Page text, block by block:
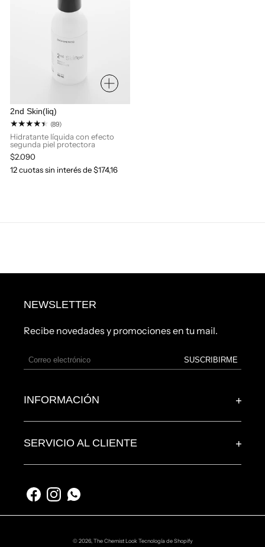
(89)89
reseñas
totales
2nd Skin(liq)
Hidratante líquida con efecto
segunda piel protectora
Precio
habitual
$2.090
12 cuotas sin interés de $174,16
INFORMACIÓN +
SERVICIO AL CLIENTE +
NEWSLETTER
Recibe novedades y promociones en tu mail.
SUSCRIBIRME
FacebookInstagramWhatsapp
© 2026, The Chemist Look Tecnología de Shopify